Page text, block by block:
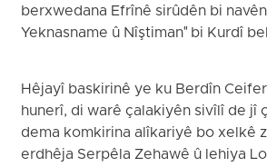
berxwedana Efrînê sirûdên bi
Yeknasname û Nîştiman" bi Kurdî
Hêjayî baskirinê ye ku Berdîn
hunerî, di warê çalakiyên sivîlî de jî
dema komkirina alîkariyê bo xelkê
erdhêja Serpêla Zehawê û lehiya